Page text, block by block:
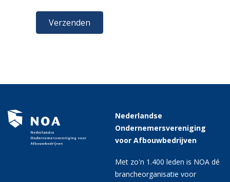
Nederlandse
Ondernemersvereniging
voor Afbouwbedrijven
Met zo'n 1.400 leden is NOA dé
brancheorganisatie voor